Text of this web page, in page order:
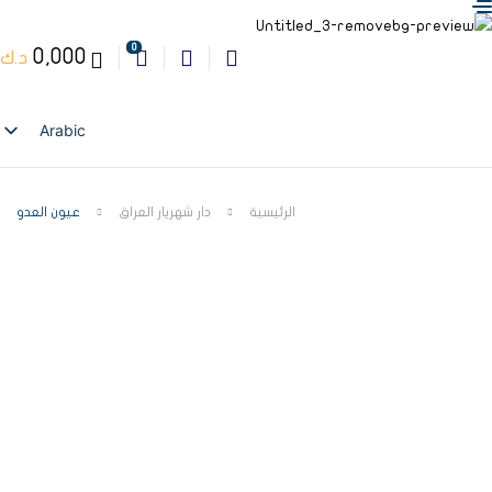
0
0,000 د.ك
Arabic
English
الرئيسية دار شهريار العراق عيون العدو